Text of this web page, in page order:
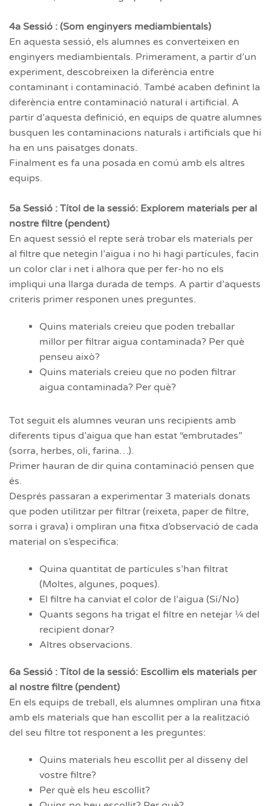
4a Sessió : (Som enginyers mediambientals)
En aquesta sessió, els alumnes es converteixen en
enginyers mediambientals. Primerament, a partir d’un
experiment, descobreixen la diferència entre
contaminant i contaminació. També acaben definint la
diferència entre contaminació natural i artificial. A
partir d’aquesta definició, en equips de quatre alumnes
busquen les contaminacions naturals i artificials que hi
ha en uns paisatges donats.
Finalment es fa una posada en comú amb els altres
equips.
5a Sessió : Títol de la sessió: Explorem materials per al
nostre filtre (pendent)
En aquest sessió el repte serà trobar els materials per
al filtre que netegin l’aigua i no hi hagi partícules, facin
un color clar i net i alhora que per fer-ho no els
impliqui una llarga durada de temps. A partir d’aquests
criteris primer responen unes preguntes.
Quins materials creieu que poden treballar
millor per filtrar aigua contaminada? Per què
penseu això?
Quins materials creieu que no poden filtrar
aigua contaminada? Per què?
Tot seguit els alumnes veuran uns recipients amb
diferents tipus d’aigua que han estat “embrutades”
(sorra, herbes, oli, farina…).
Primer hauran de dir quina contaminació pensen que
és.
Després passaran a experimentar 3 materials donats
que poden utilitzar per filtrar (reixeta, paper de filtre,
sorra i grava) i ompliran una fitxa d’observació de cada
material on s’especifica:
Quina quantitat de partícules s’han filtrat
(Moltes, algunes, poques).
El filtre ha canviat el color de l’aigua (Sí/No)
Quants segons ha trigat el filtre en netejar ¼ del
recipient donar?
Altres observacions.
6a Sessió : Títol de la sessió: Escollim els materials per
al nostre filtre (pendent)
En els equips de treball, els alumnes ompliran una fitxa
amb els materials que han escollit per a la realització
del seu filtre tot responent a les preguntes:
Quins materials heu escollit per al disseny del
vostre filtre?
Per què els heu escollit?